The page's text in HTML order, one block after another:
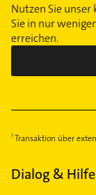
Nutzen Sie
Sie in nur
erreichen.
Transaktion über
Dialog & Hilfe